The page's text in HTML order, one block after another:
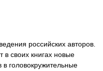
российских авторов.
в своих книгах новые
в головокружительные